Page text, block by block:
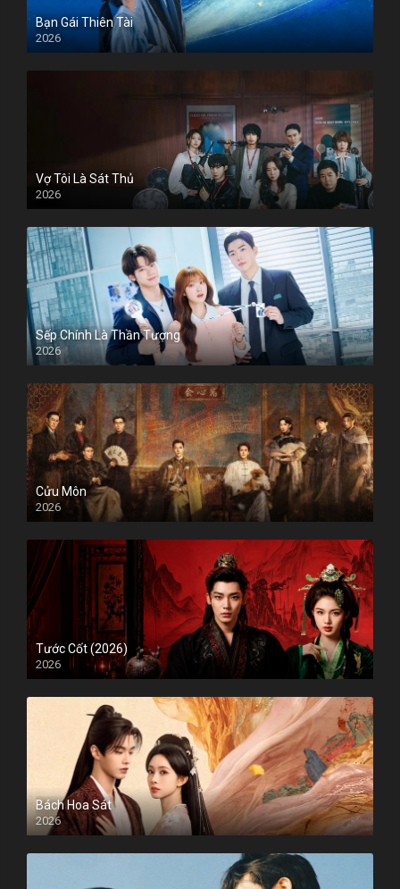
Bạn Gái Thiên Tài
2026
Vợ Tôi Là Sát Thủ
2026
Sếp Chính Là Thần Tượng
2026
Cửu Môn
2026
Tước Cốt (2026)
2026
Bách Hoa Sát
2026